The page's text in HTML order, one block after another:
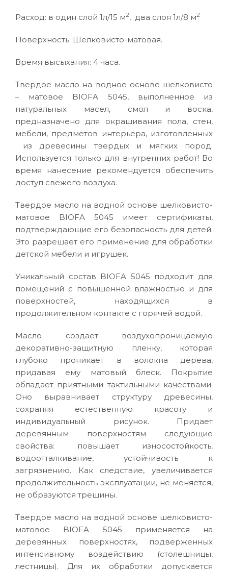
Расход: в один слой 1л/15 м2, два слоя 1л/8 м2
Поверхность: Шелковисто-матовая.
Время высыхания: 4 часа.
Твердое масло на водное основе шелковисто
– матовое BIOFA 5045, выполненное из
натуральных масел, смол и воска,
предназначено для окрашивания пола, стен,
мебели, предметов интерьера, изготовленных
из древесины твердых и мягких пород.
Используется только для внутренних работ! Во
время нанесение рекомендуется обеспечить
доступ свежего воздуха.
Твердое масло на водной основе шелковисто-
матовое BIOFA 5045 имеет сертификаты,
подтверждающие его безопасность для детей.
Это разрешает его применение для обработки
детской мебели и игрушек.
Уникальный состав BIOFA 5045 подходит для
помещений с повышенной влажностью и для
поверхностей, находящихся в
продолжительном контакте с горячей водой.
Масло создает воздухопроницаемую
декоративно-защитную пленку, которая
глубоко проникает в волокна дерева,
придавая ему матовый блеск. Покрытие
обладает приятными тактильными качествами.
Оно выравнивает структуру древесины,
сохраняя естественную красоту и
индивидуальный рисунок. Придает
деревянным поверхностям следующие
свойства: повышает износостойкость,
водоотталкивание, устойчивость к
загрязнению. Как следствие, увеличивается
продолжительность эксплуатации, не меняется,
не образуются трещины.
Твердое масло на водной основе шелковисто-
матовое BIOFA 5045 применяется на
деревянных поверхностях, подверженных
интенсивному воздействию (столешницы,
лестницы). Для их обработки допускается